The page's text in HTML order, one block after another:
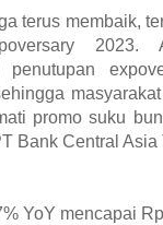
terus membaik,
penutupan
promo suku
Bank Central
YoY mencapai